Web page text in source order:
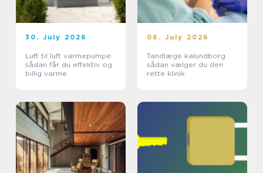
30. July 2026
Luft til luft varmepumpe:
sådan får du effektiv og
billig varme
06. July 2026
Tandlæge kalundborg
sådan vælger du den
rette klinik